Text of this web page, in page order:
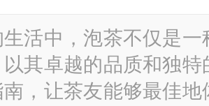
活中，泡茶不仅是
其卓越的品质和独
，让茶友能够最佳